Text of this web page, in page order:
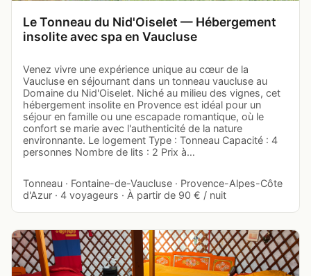
Le Tonneau du Nid'Oiselet — Hébergement
insolite avec spa en Vaucluse
Venez vivre une expérience unique au cœur de la
Vaucluse en séjournant dans un tonneau vaucluse au
Domaine du Nid'Oiselet. Niché au milieu des vignes, cet
hébergement insolite en Provence est idéal pour un
séjour en famille ou une escapade romantique, où le
confort se marie avec l'authenticité de la nature
environnante. Le logement Type : Tonneau Capacité : 4
personnes Nombre de lits : 2 Prix à…
Tonneau · Fontaine-de-Vaucluse · Provence-Alpes-Côte
d'Azur · 4 voyageurs · À partir de 90 € / nuit